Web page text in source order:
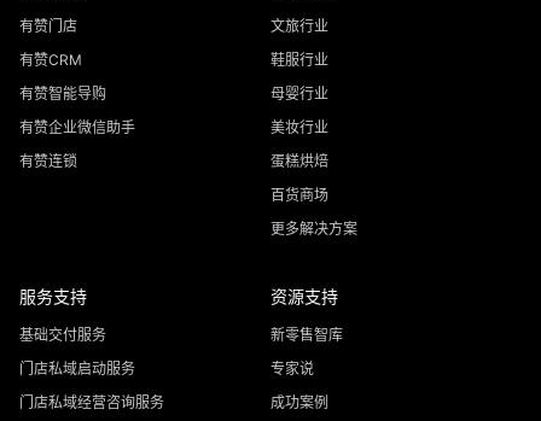
有赞门店
有赞CRM
有赞智能导购
有赞企业微信助手
有赞连锁
文旅行业
鞋服行业
母婴行业
美妆行业
蛋糕烘焙
百货商场
更多解决方案
服务支持
基础交付服务
门店私域启动服务
门店私域经营咨询服务
资源支持
新零售智库
专家说
成功案例